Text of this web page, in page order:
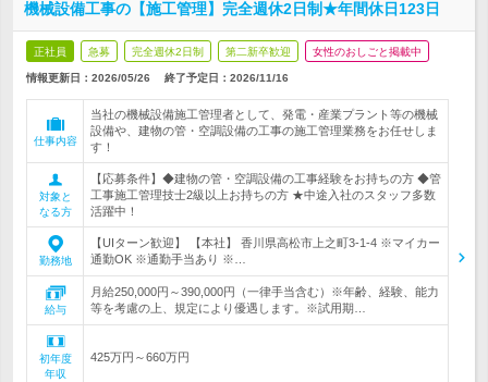
機械設備工事の【施工管理】完全週休2日制★年間休日123日
正社員 急募 完全週休2日制 第二新卒歓迎 女性のおしごと掲載中
情報更新日：2026/05/26 終了予定日： 2026/11/16
仕事内容
当社の機械設備施工管理者として、発電・産業プラント等の機械
設備や、建物の管・空調設備の工事の施工管理業務をお任せしま
す！
対象と
なる方
【応募条件】◆建物の管・空調設備の工事経験をお持ちの方 ◆管
工事施工管理技士2級以上お持ちの方 ★中途入社のスタッフ多数
活躍中！
勤務地
【UIターン歓迎】 【本社】 香川県高松市上之町3-1-4 ※マイカー
通勤OK ※通勤手当あり ※…
給与
月給250,000円～390,000円（一律手当含む）※年齢、経験、能力
等を考慮の上、規定により優遇します。※試用期…
初年度
年収
425万円～660万円